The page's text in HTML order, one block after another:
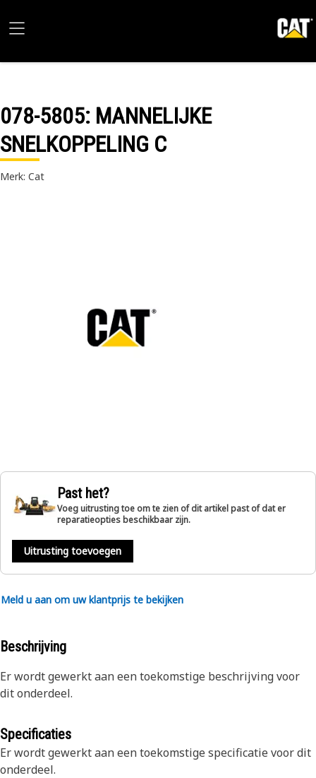
078-5805: MANNELIJKE
SNELKOPPELING C
Merk: Cat
Past het?
Voeg uitrusting toe om te zien of dit artikel past of dat er
reparatieopties beschikbaar zijn.
Uitrusting toevoegen
Meld u aan om uw klantprijs te bekijken
Beschrijving
Er wordt gewerkt aan een toekomstige beschrijving voor
dit onderdeel.
Specificaties
Er wordt gewerkt aan een toekomstige specificatie voor dit
onderdeel.